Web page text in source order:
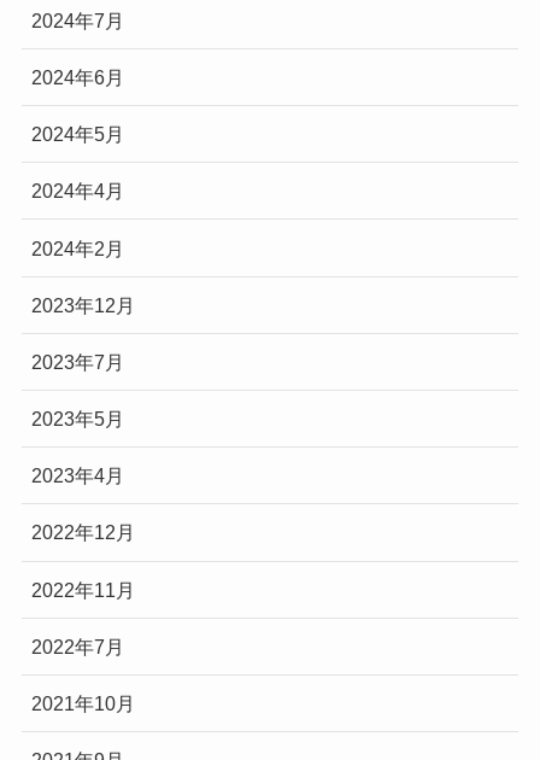
2024年7月
2024年6月
2024年5月
2024年4月
2024年2月
2023年12月
2023年7月
2023年5月
2023年4月
2022年12月
2022年11月
2022年7月
2021年10月